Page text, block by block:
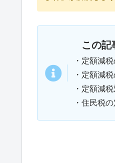
この記
・定額減
・定額減
・定額減
・住民税